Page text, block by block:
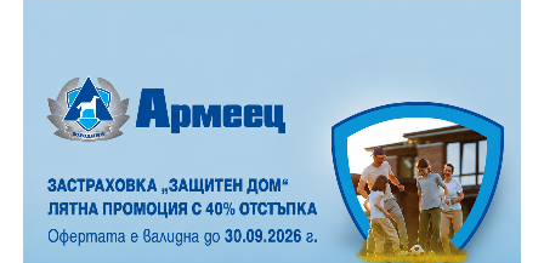
12 АВГУСТ (сряда)
19:00ч. „Книга за книга“ – донеси книга, вземи си
друга, обсъди заглавия и автори с други читатели
20:00ч. Концерт на група МОЛЕЦ, GoGo,
Zov&Vakavliev, Toria
21:30ч. Коктейли и музика